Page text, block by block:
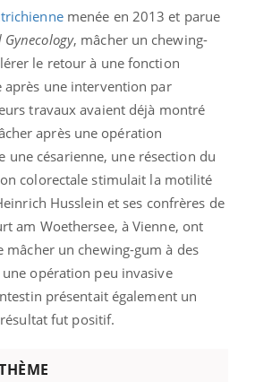
menée en 2013 et parue
, mâcher un chewing-
le retour à une fonction
une intervention par
travaux avaient déjà montré
après une opération
une césarienne, une résection du
colorectale stimulait la motilité
Husslein et ses confrères de
am Woethersee, à Vienne, ont
un chewing-gum à des
opération peu invasive
présentait également un
fut positif.